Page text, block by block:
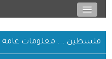
فلسطين ... معلومات عامة